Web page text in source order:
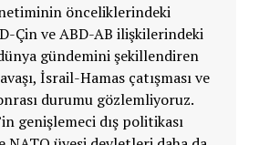
önceliklerindeki
Çin ve ABD-AB ilişkilerindeki
gündemini şekillendiren
İsrail-Hamas çatışması ve
durumu gözlemliyoruz.
genişlemeci dış politikası